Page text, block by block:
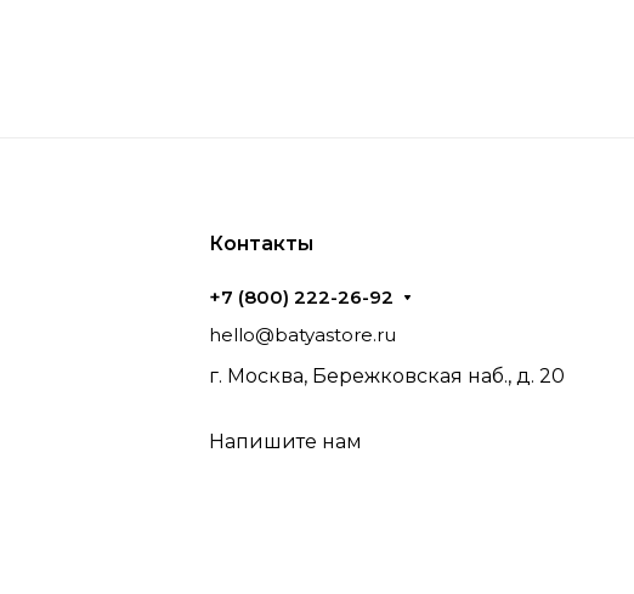
Контакты
+7 (800) 222-26-92
hello@batyastore.ru
г. Москва, Бережковская наб., д. 20
Напишите нам